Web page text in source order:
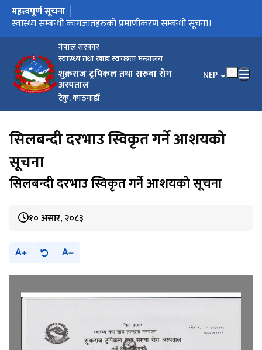
नेपाल सरकार
स्वास्थ्य तथा खाद्य स्वच्छता मन्त्रालय
शुक्रराज ट्रपिकल तथा सरुवा रोग
अस्पताल
टेकु, काठमाडौं
भाषा चयन गर्नुहोस्
NEP
मुख्य नेभिगेसनमा जानुहोस्
महत्त्वपूर्ण सूचना
मौजुदा सूचिमा सूचिकृत हुने बारे सूचना।
स्वास्थ्य सम्बन्धी कागजातहरुको प्रमाणीकरण सम्बन्धी सूचना।
बोलपत्र छनौट सम्बन्धि सूचना/गोला प्रथा
अङ्गदानको लागि आवश्यक कागजातहरु
सिलबन्दी दरभाउ स्विकृत गर्ने आशयको
सूचना
सिलबन्दी दरभाउ स्विकृत गर्ने आशयको सूचना
१० असार, २०८३
A A